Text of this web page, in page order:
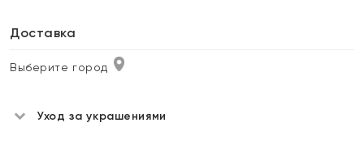
Доставка
Выберите город
Уход за украшениями